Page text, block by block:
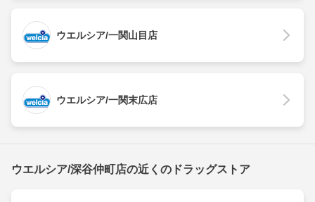
ウエルシア/一関山目店
ウエルシア/一関末広店
ウエルシア/深谷仲町店の近くのドラッグストア